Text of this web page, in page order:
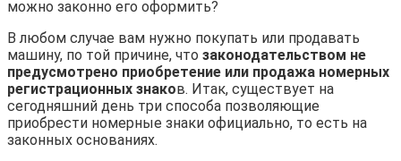
можно законно его оформить?
В любом случае вам нужно покупать или продавать
машину, по той причине, что законодательством не
предусмотрено приобретение или продажа номерных
регистрационных знаков. Итак, существует на
сегодняшний день три способа позволяющие
приобрести номерные знаки официально, то есть на
законных основаниях.